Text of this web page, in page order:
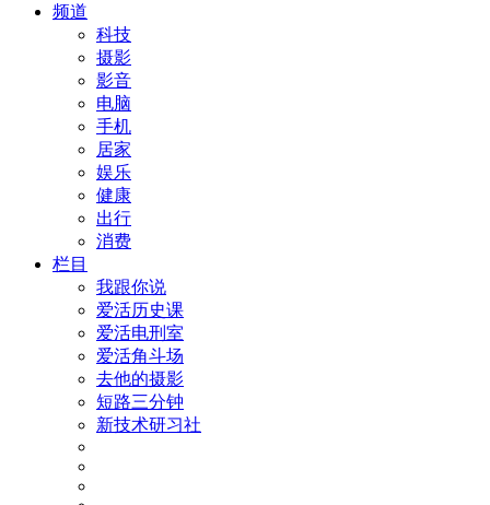
频道
科技
摄影
影音
电脑
手机
居家
娱乐
健康
出行
消费
栏目
我跟你说
爱活历史课
爱活电刑室
爱活角斗场
去他的摄影
短路三分钟
新技术研习社